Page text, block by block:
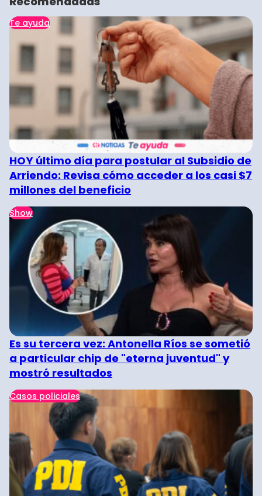
Te ayuda
HOY último día para postular al Subsidio de
Arriendo: Revisa cómo acceder a los casi $7
millones del beneficio
Show
Es su tercera vez: Antonella Ríos se sometió
a particular chip de "eterna juventud" y
mostró resultados
Casos policiales